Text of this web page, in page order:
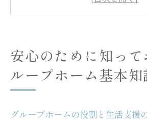
グループホームで自立を促
営体制
グループホームの選び方で
ージ
安心のために知っ
ループホーム基本知
グループホームの役割と生活支援